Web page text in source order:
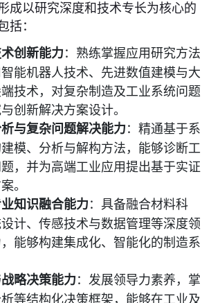
成以研究深度和技术专长为核心的
括：
创新能力：熟练掌握应用研究方法
能机器人技术、先进数值建模与大
技术，对复杂制造及工业系统问题
创新解决方案设计。
与复杂问题解决能力：精通基于系
模、分析与解构方法，能够诊断工
，并为高端工业应用提出基于实证
。
知识融合能力：具备融合材料科
计、传感技术与数据管理等深度领
能够构建集成化、智能化的制造系
略决策能力：发展领导力素养，掌
等结构化决策框架，能够在工业及